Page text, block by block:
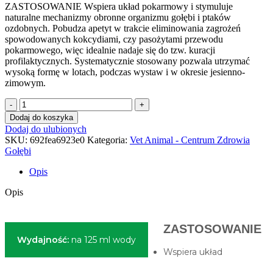
ZASTOSOWANIE Wspiera układ pokarmowy i stymuluje
naturalne mechanizmy obronne organizmu gołębi i ptaków
ozdobnych. Pobudza apetyt w trakcie eliminowania zagrożeń
spowodowanych kokcydiami, czy pasożytami przewodu
pokarmowego, więc idealnie nadaje się do tzw. kuracji
profilaktycznych. Systematycznie stosowany pozwala utrzymać
wysoką formę w lotach, podczas wystaw i w okresie jesienno-
zimowym.
ilość
COCCI-
VET
płyn
125
ml
-
STOP
KOKCYDIOM
Dodaj do koszyka
Dodaj do ulubionych
SKU: 692fea6923e0 Kategoria: Vet Animal - Centrum Zdrowia
Gołębi
Opis
Opis
Wydajność: na 125 ml wody
ZASTOSOWANIE
Wspiera układ